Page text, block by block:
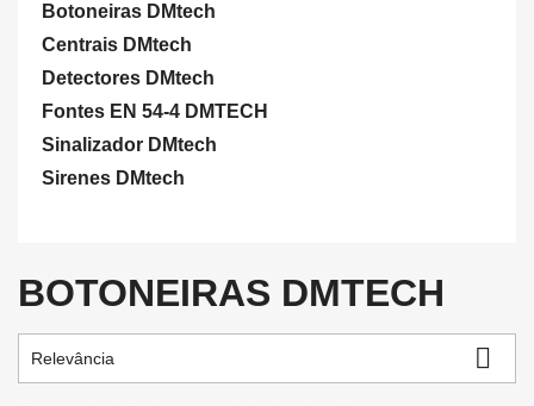
Botoneiras DMtech
Centrais DMtech
Detectores DMtech
Fontes EN 54-4 DMTECH
Sinalizador DMtech
Sirenes DMtech
BOTONEIRAS DMTECH
Relevância 